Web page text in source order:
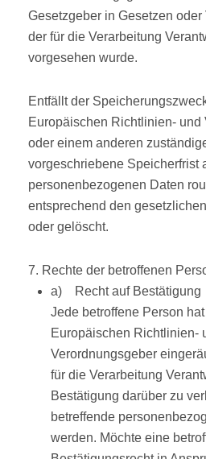
Gesetzgeber in Gesetzen
der für die Verarbeitung
vorgesehen wurde.
Entfällt der
Europäischen Richtlinien- und
oder einem anderen
vorgeschriebene Speicherfrist
personenbezogenen Daten
entsprechend den
oder gelöscht.
7. Rechte der betroffenen
a) Recht auf Bestätigung
Jede betroffene Person
Europäischen Richtlinien-
Verordnungsgeber
für die Verarbeitung
Bestätigung darüber zu
betreffende
werden. Möchte eine